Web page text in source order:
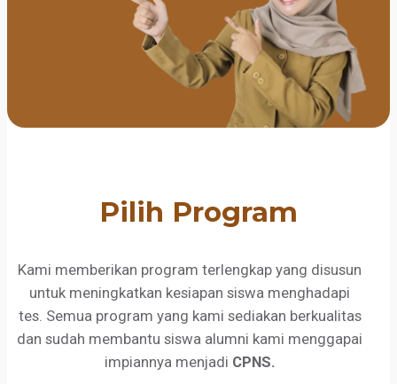
Pilih Program
Kami memberikan program terlengkap yang disusun
untuk meningkatkan kesiapan siswa menghadapi
tes. Semua program yang kami sediakan berkualitas
dan sudah membantu siswa alumni kami menggapai
impiannya menjadi CPNS.